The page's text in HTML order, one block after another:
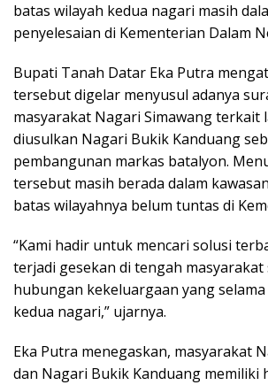
batas wilayah kedua nagari masih
penyelesaian di Kementerian Dalam
Bupati Tanah Datar Eka Putra
tersebut digelar menyusul adanya
masyarakat Nagari Simawang terkait
diusulkan Nagari Bukik Kanduang
pembangunan markas batalyon.
tersebut masih berada dalam
batas wilayahnya belum tuntas di
“Kami hadir untuk mencari solusi
terjadi gesekan di tengah
hubungan kekeluargaan yang
kedua nagari,” ujarnya.
Eka Putra menegaskan, masyarakat
dan Nagari Bukik Kanduang memiliki